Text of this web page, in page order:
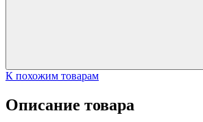
К похожим товарам
Описание товара